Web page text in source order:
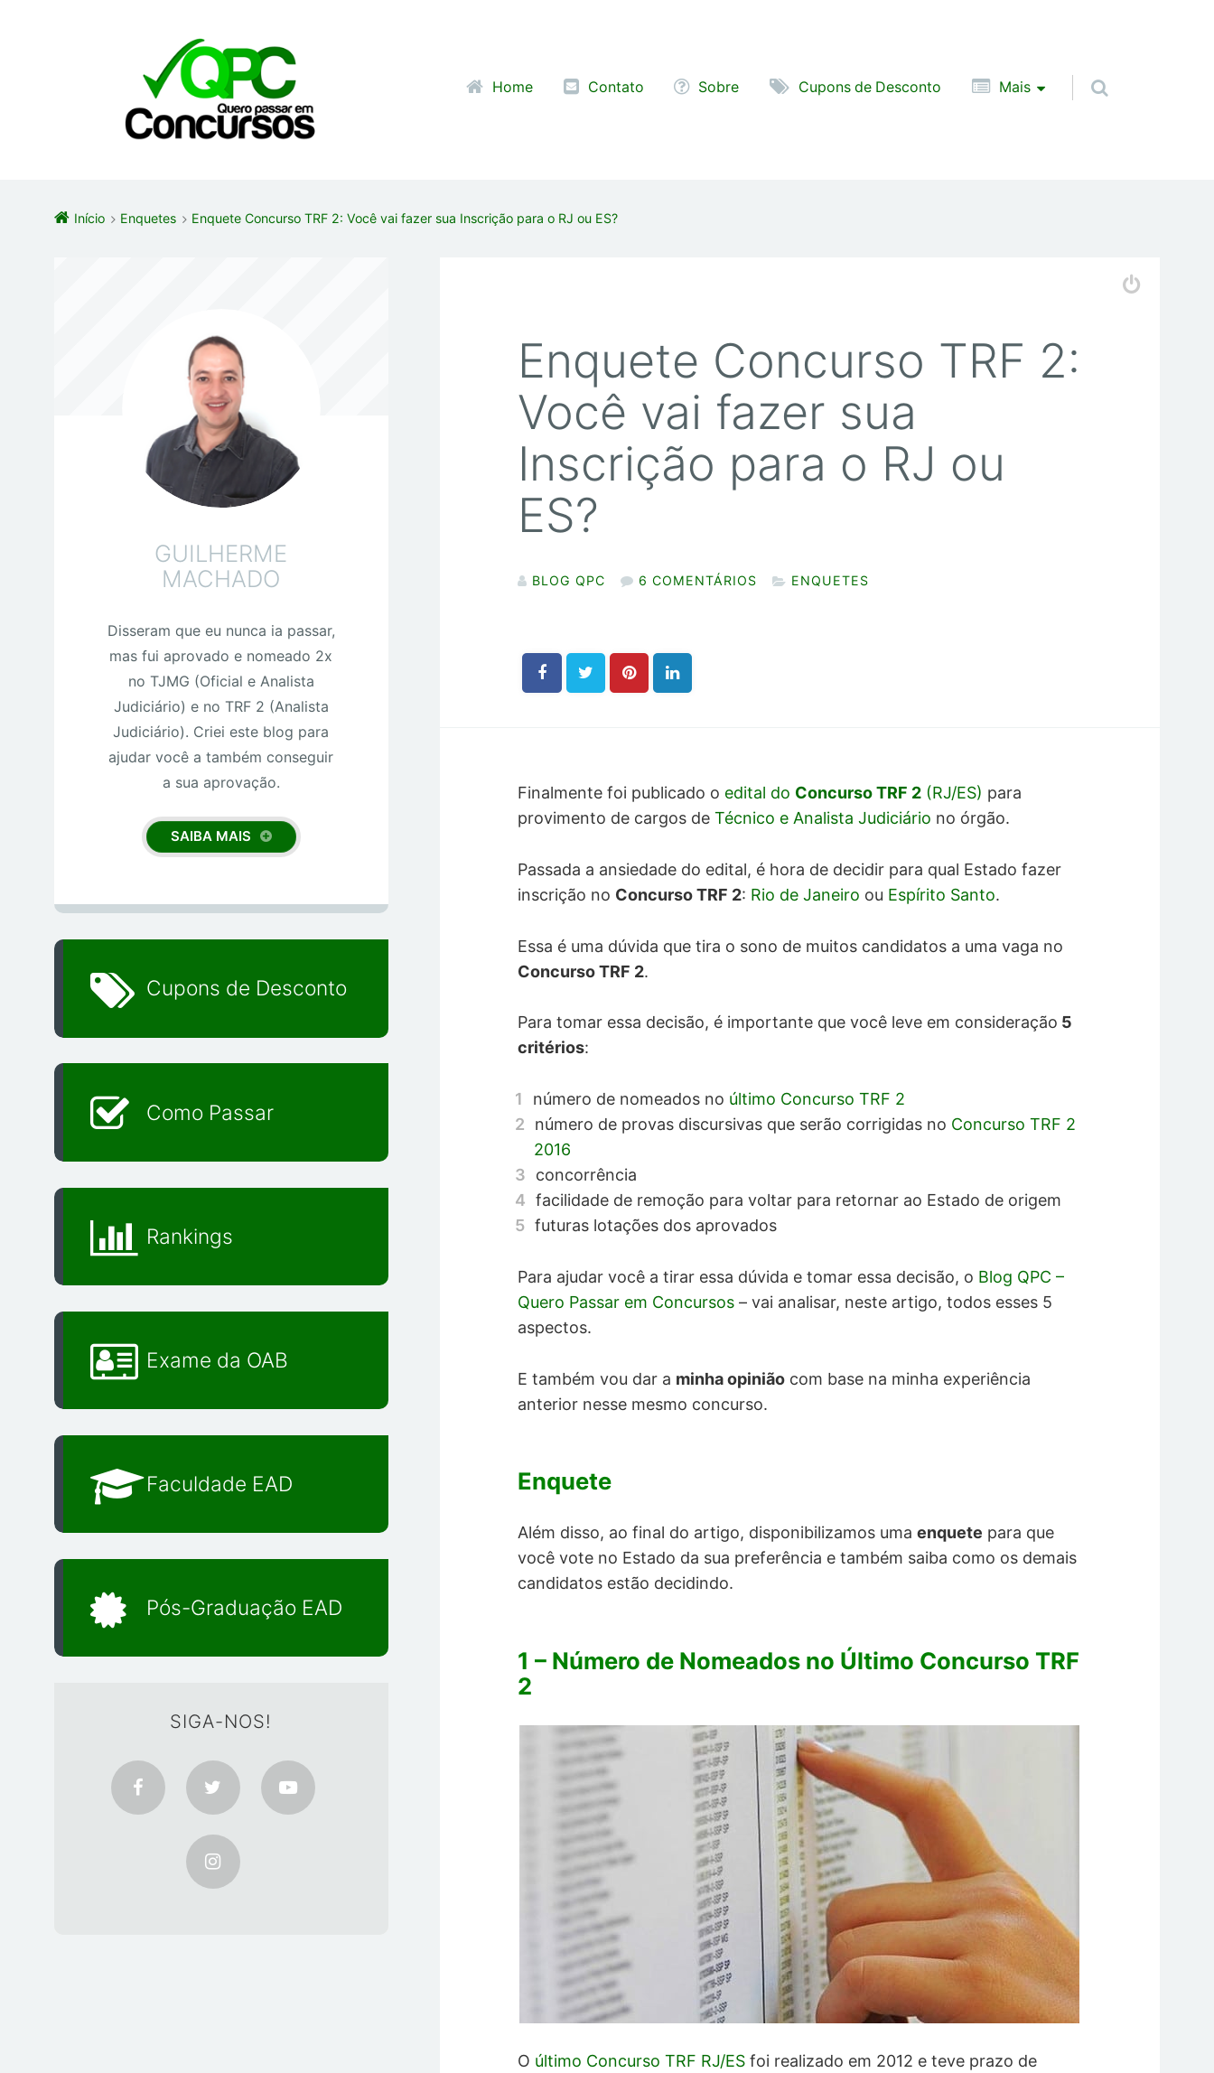
Pular para o conteúdo
Home Contato Sobre Cupons de Desconto Mais
Início Enquetes Enquete Concurso TRF 2: Você vai fazer sua Inscrição para o RJ ou ES?
Enquete Concurso TRF 2:
Você vai fazer sua
Inscrição para o RJ ou
ES?
BLOG QPC 6 COMENTÁRIOS ENQUETES
Finalmente foi publicado o edital do Concurso TRF 2 (RJ/ES) para
provimento de cargos deTécnico e Analista Judiciário no órgão.
Passada a ansiedade do edital, é hora de decidir para qual Estado fazer
inscrição no Concurso TRF 2: Rio de Janeiro ou Espírito Santo.
Essa é uma dúvida que tira o sono de muitos candidatos a uma vaga no
Concurso TRF 2.
Para tomar essa decisão, é importante que você leve em consideração 5
critérios:
número de nomeados no último Concurso TRF 2
número de provas discursivas que serão corrigidas no Concurso TRF 2
2016
concorrência
facilidade de remoção para voltar para retornar ao Estado de origem
futuras lotações dos aprovados
Para ajudar você a tirar essa dúvida e tomar essa decisão, o Blog QPC –
Quero Passar em Concursos – vai analisar, neste artigo, todos esses 5
aspectos.
E também vou dar a minha opinião com base na minha experiência
anterior nesse mesmo concurso.
Enquete
Além disso, ao final do artigo, disponibilizamos umaenquete para que
você vote no Estado da sua preferência e também saiba como os demais
candidatos estão decidindo.
1 – Número de Nomeados no Último Concurso TRF
2
O último Concurso TRF RJ/ES foi realizado em 2012 e teve prazo de
GUILHERME
MACHADO
Disseram que eu nunca ia passar,
mas fui aprovado e nomeado 2x
no TJMG (Oficial e Analista
Judiciário) e no TRF 2 (Analista
Judiciário). Criei este blog para
ajudar você a também conseguir
a sua aprovação.
SAIBA MAIS
Cupons de Desconto
Como Passar
Rankings
Exame da OAB
Faculdade EAD
Pós-Graduação EAD
SIGA-NOS!